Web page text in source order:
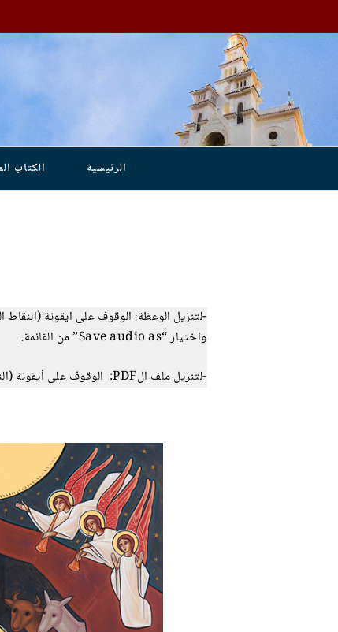
الرئيسية الكتاب
-لتنزيل الوعظة: الوقوف على ايقونة
واختيار “Save audio as” من القائمة.
-لتنزيل ملف الPDF: الوقوف على أيقونة (النقاط الثلاث الرأسية) ثم اختيار ايقونة الملف.